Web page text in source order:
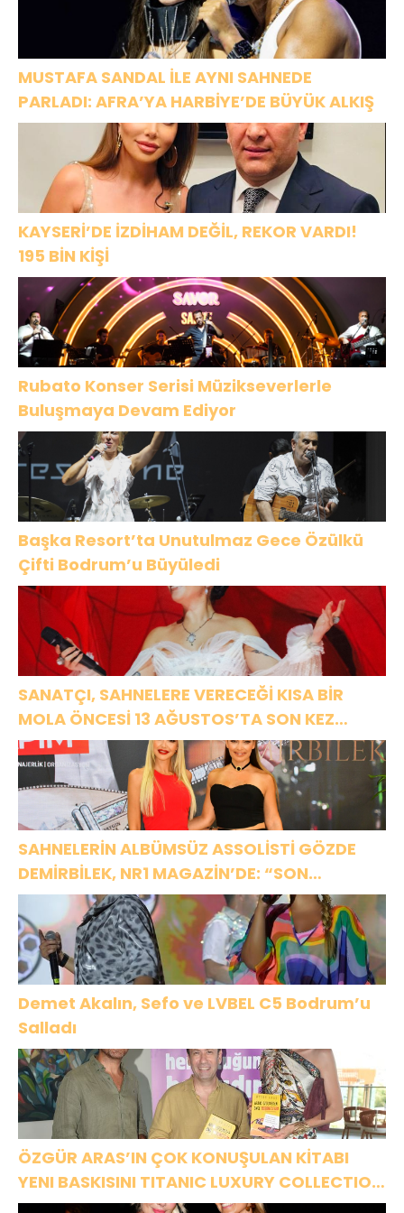
MUSTAFA SANDAL İLE AYNI SAHNEDE
PARLADI: AFRA’YA HARBİYE’DE BÜYÜK ALKIŞ
KAYSERİ’DE İZDİHAM DEĞİL, REKOR VARDI!
195 BİN KİŞİ
Rubato Konser Serisi Müzikseverlerle
Buluşmaya Devam Ediyor
Başka Resort’ta Unutulmaz Gece Özülkü
Çifti Bodrum’u Büyüledi
SANATÇI, SAHNELERE VERECEĞİ KISA BİR
MOLA ÖNCESİ 13 AĞUSTOS’TA SON KEZ
HARBİYE’DE OLACAK!
SAHNELERİN ALBÜMSÜZ ASSOLİSTİ GÖZDE
DEMİRBİLEK, NR1 MAGAZİN’DE: “SON
ASSOLİST OLARAK VAR OLACAĞIM!”
Demet Akalın, Sefo ve LVBEL C5 Bodrum’u
Salladı
ÖZGÜR ARAS’IN ÇOK KONUŞULAN KİTABI
YENI BASKISINI TITANIC LUXURY COLLECTION
BODRUM’DA KUTLADI